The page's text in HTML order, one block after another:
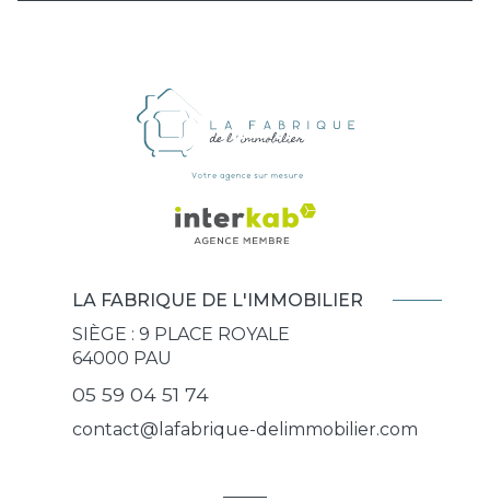
LA FABRIQUE DE L'IMMOBILIER
SIÈGE : 9 PLACE ROYALE
64000 PAU
05 59 04 51 74
contact@lafabrique-delimmobilier.com